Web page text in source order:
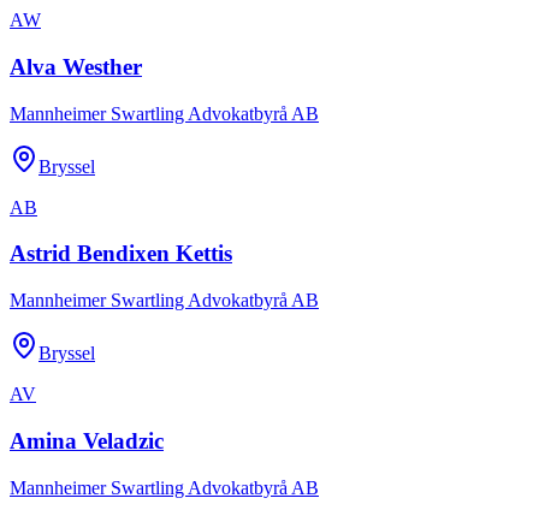
AW
Alva Westher
Mannheimer Swartling Advokatbyrå AB
Bryssel
AB
Astrid Bendixen Kettis
Mannheimer Swartling Advokatbyrå AB
Bryssel
AV
Amina Veladzic
Mannheimer Swartling Advokatbyrå AB